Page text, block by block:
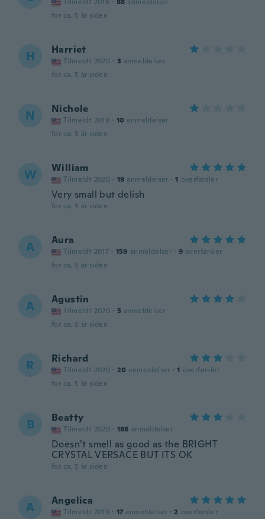
for ca. 5 år siden
H Harriet
Tilmeldt 2020 · 3 anmeldelser
for ca. 5 år siden
N Nichole
Tilmeldt 2019 · 10 anmeldelser
for ca. 5 år siden
W William
Tilmeldt 2020 · 19 anmeldelser · 1 overførsler
Very small but delish
for ca. 5 år siden
A Aura
Tilmeldt 2017 · 159 anmeldelser · 9 overførsler
for ca. 5 år siden
A Agustin
Tilmeldt 2020 · 5 anmeldelser
for ca. 5 år siden
R Richard
Tilmeldt 2020 · 20 anmeldelser · 1 overførsler
for ca. 5 år siden
B Beatty
Tilmeldt 2020 · 188 anmeldelser
Doesn’t smell as good as the BRIGHT
CRYSTAL VERSACE BUT ITS OK
for ca. 5 år siden
A Angelica
Tilmeldt 2019 · 17 anmeldelser · 2 overførsler